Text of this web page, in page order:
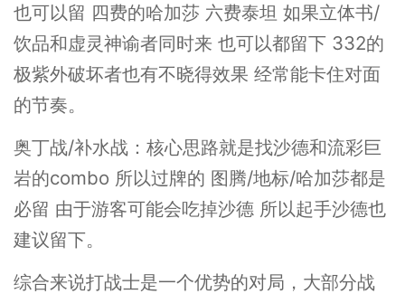
也可以留 四费的哈加莎 六费泰坦 如果立体书/
饮品和虚灵神谕者同时来 也可以都留下 332的
极紫外破坏者也有不晓得效果 经常能卡住对面
的节奏。
奥丁战/补水战：核心思路就是找沙德和流彩巨
岩的combo 所以过牌的 图腾/地标/哈加莎都是
必留 由于游客可能会吃掉沙德 所以起手沙德也
建议留下。
综合来说打战士是一个优势的对局，大部分战